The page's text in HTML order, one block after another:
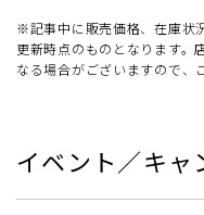
※記事中に販売価格、在庫状
更新時点のものとなります。
なる場合がございますので、
イベント／キャ